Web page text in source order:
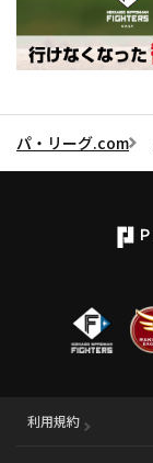
パ・リーグ.com
利用規約